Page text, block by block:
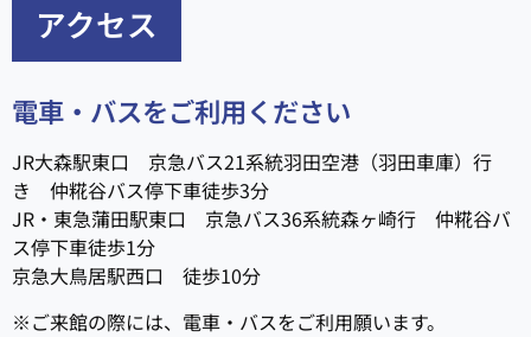
アクセス
電車・バスをご利用ください
JR大森駅東口 京急バス21系統羽田空港（羽田車庫）行
き 仲糀谷バス停下車徒歩3分
JR・東急蒲田駅東口 京急バス36系統森ヶ崎行 仲糀谷バ
ス停下車徒歩1分
京急大鳥居駅西口 徒歩10分
※ご来館の際には、電車・バスをご利用願います。